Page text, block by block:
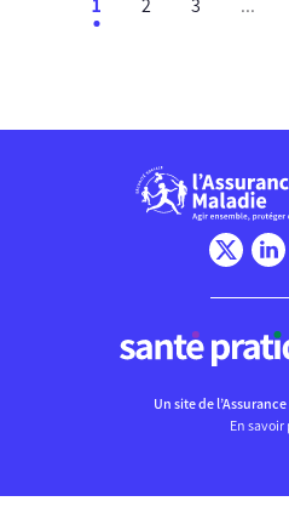
1 2 3 ...
Un site de
En savoir